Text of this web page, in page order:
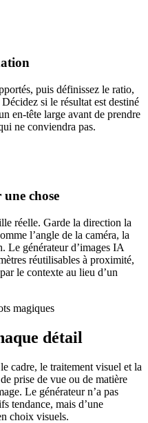
puis définissez le ratio,
si le résultat est destiné
en-tête large avant de prendre
ne conviendra pas.
chose
réelle. Garde la direction la
l’angle de la caméra, la
Le générateur d’images IA
réutilisables à proximité,
le contexte au lieu d’un
magiques
détail
cadre, le traitement visuel et la
prise de vue ou de matière
Le générateur n’a pas
tendance, mais d’une
choix visuels.